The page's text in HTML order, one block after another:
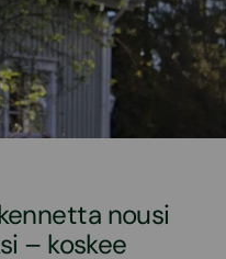
nousi
– koskee